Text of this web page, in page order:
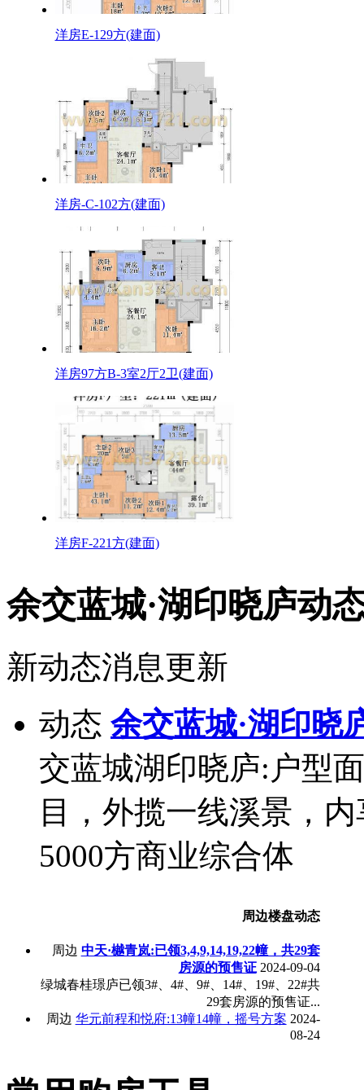
洋房E-129方(建面)
洋房-C-102方(建面)
洋房97方B-3室2厅2卫(建面)
洋房F-221方(建面)
余交蓝城·湖印晓庐动
新动态消息更新
动态 余交蓝城·湖印晓
交蓝城湖印晓庐:户型
目，外揽一线溪景，
5000方商业综合体
周边楼盘动态
周边 中天·樾青岚:已领3,4,9,14,19,22幢，共29套
房源的预售证 2024-09-04
绿城春桂璟庐已领3#、4#、9#、14#、19#、22#共
29套房源的预售证...
周边 华元前程和悦府:13幢14幢，摇号方案 2024-
08-24